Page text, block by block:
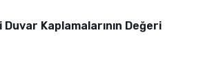
Duvar Kaplamalarının Değeri